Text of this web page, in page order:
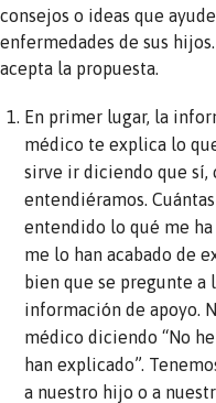
consejos o ideas que
enfermedades de sus
acepta la propuesta.
En primer lugar, la
médico te explica lo
sirve ir diciendo que sí,
entendiéramos.
entendido lo qué me
me lo han acabado de
bien que se pregunte a
información de apoyo.
médico diciendo “No
han explicado”.
a nuestro hijo o a